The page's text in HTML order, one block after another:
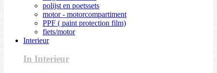
polijst en poetssets
motor - motorcompartiment
PPF ( paint protection film)
fiets/motor
Interieur
In Interieur